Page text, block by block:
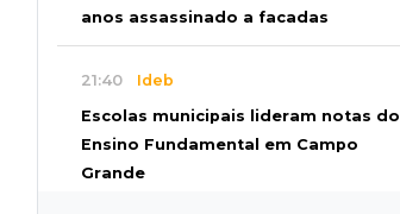
anos assassinado a facadas
21:40 Ideb
Escolas municipais lideram notas do
Ensino Fundamental em Campo
Grande